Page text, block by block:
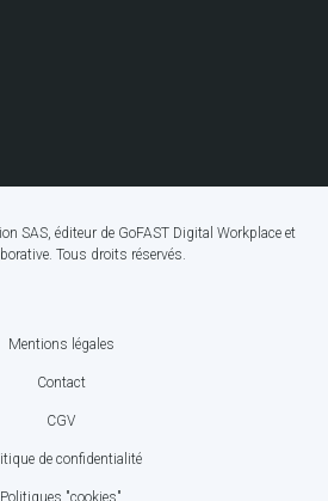
SAS, éditeur de GoFAST Digital Workplace et
Tous droits réservés.
Mentions légales
Contact
CGV
de confidentialité
Politiques "cookies"